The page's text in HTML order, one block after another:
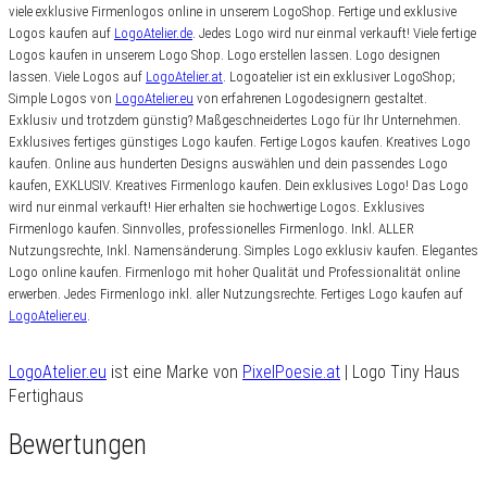
viele exklusive Firmenlogos online in unserem LogoShop. Fertige und exklusive
Logos kaufen auf LogoAtelier.de. Jedes Logo wird nur einmal verkauft! Viele fertige
Logos kaufen in unserem Logo Shop. Logo erstellen lassen. Logo designen
lassen. Viele Logos auf LogoAtelier.at. Logoatelier ist ein exklusiver LogoShop;
Simple Logos von LogoAtelier.eu von erfahrenen Logodesignern gestaltet.
Exklusiv und trotzdem günstig? Maßgeschneidertes Logo für Ihr Unternehmen.
Exklusives fertiges günstiges Logo kaufen. Fertige Logos kaufen. Kreatives Logo
kaufen. Online aus hunderten Designs auswählen und dein passendes Logo
kaufen, EXKLUSIV. Kreatives Firmenlogo kaufen. Dein exklusives Logo! Das Logo
wird nur einmal verkauft! Hier erhalten sie hochwertige Logos. Exklusives
Firmenlogo kaufen. Sinnvolles, professionelles Firmenlogo. Inkl. ALLER
Nutzungsrechte, Inkl. Namensänderung. Simples Logo exklusiv kaufen. Elegantes
Logo online kaufen. Firmenlogo mit hoher Qualität und Professionalität online
erwerben. Jedes Firmenlogo inkl. aller Nutzungsrechte. Fertiges Logo kaufen auf
LogoAtelier.eu.
LogoAtelier.eu ist eine Marke von PixelPoesie.at | Logo Tiny Haus
Fertighaus
Bewertungen